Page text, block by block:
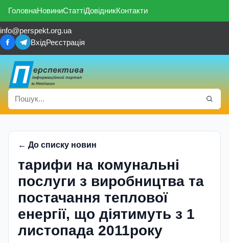
ГоловнаНовиниСтаттіДовідникКонтакти
info@perspekt.org.ua
ВхідРеєстрація
← До списку новин
тарифи на комунальні
послуги з виробництва та
постачання теплової
енергії, що діятимуть з 1
листопада 2011року